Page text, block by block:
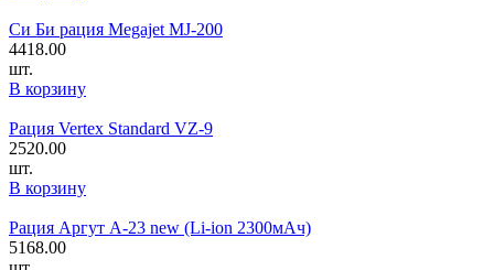
Си Би рация Megajet MJ-200
4418.00
шт.
В корзину
Рация Vertex Standard VZ-9
2520.00
шт.
В корзину
Рация Аргут А-23 new (Li-ion 2300мАч)
5168.00